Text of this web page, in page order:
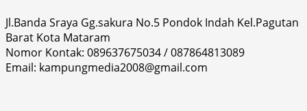
Jl.Banda Sraya Gg.sakura No.5 Pondok Indah Kel.Pagutan
Barat Kota Mataram
Nomor Kontak: 089637675034 / 087864813089
Email: kampungmedia2008@gmail.com